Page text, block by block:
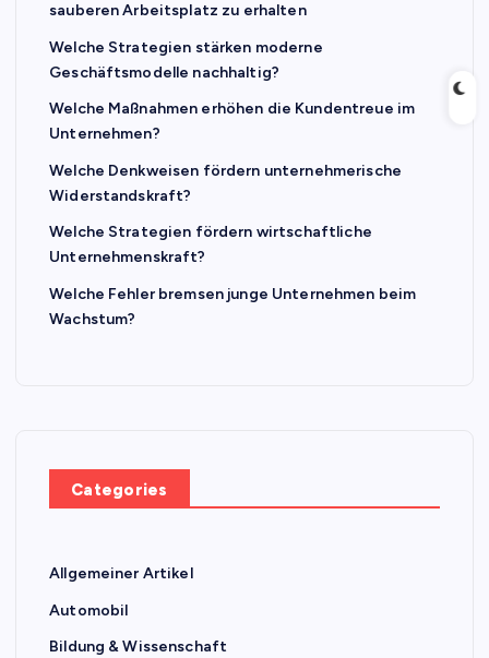
sauberen Arbeitsplatz zu erhalten
Welche Strategien stärken moderne
Geschäftsmodelle nachhaltig?
Welche Maßnahmen erhöhen die Kundentreue im
Unternehmen?
Welche Denkweisen fördern unternehmerische
Widerstandskraft?
Welche Strategien fördern wirtschaftliche
Unternehmenskraft?
Welche Fehler bremsen junge Unternehmen beim
Wachstum?
Categories
Allgemeiner Artikel
Automobil
Bildung & Wissenschaft